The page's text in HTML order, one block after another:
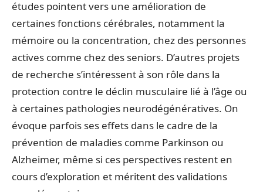
études pointent vers une amélioration de
certaines fonctions cérébrales, notamment la
mémoire ou la concentration, chez des personnes
actives comme chez des seniors. D’autres projets
de recherche s’intéressent à son rôle dans la
protection contre le déclin musculaire lié à l’âge ou
à certaines pathologies neurodégénératives. On
évoque parfois ses effets dans le cadre de la
prévention de maladies comme Parkinson ou
Alzheimer, même si ces perspectives restent en
cours d’exploration et méritent des validations